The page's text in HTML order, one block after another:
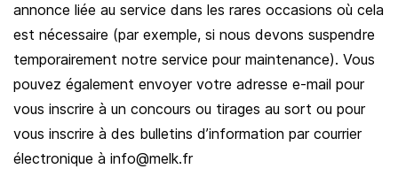
annonce liée au service dans les rares occasions où cela
est nécessaire (par exemple, si nous devons suspendre
temporairement notre service pour maintenance). Vous
pouvez également envoyer votre adresse e-mail pour
vous inscrire à un concours ou tirages au sort ou pour
vous inscrire à des bulletins d’information par courrier
électronique à info@melk.fr